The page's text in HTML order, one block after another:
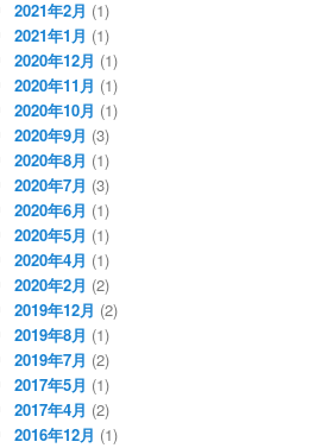
2021年2月 (1)
2021年1月 (1)
2020年12月 (1)
2020年11月 (1)
2020年10月 (1)
2020年9月 (3)
2020年8月 (1)
2020年7月 (3)
2020年6月 (1)
2020年5月 (1)
2020年4月 (1)
2020年2月 (2)
2019年12月 (2)
2019年8月 (1)
2019年7月 (2)
2017年5月 (1)
2017年4月 (2)
2016年12月 (1)